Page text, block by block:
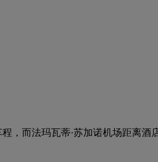
，而法玛瓦蒂·苏加诺机场距离酒